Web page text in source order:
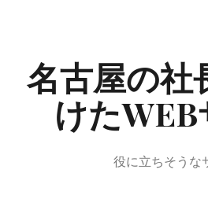
名古屋の社
けたWEB
役に立ちそうな